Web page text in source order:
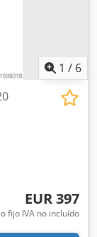
1 / 6
EUR 397
fijo IVA no incluído